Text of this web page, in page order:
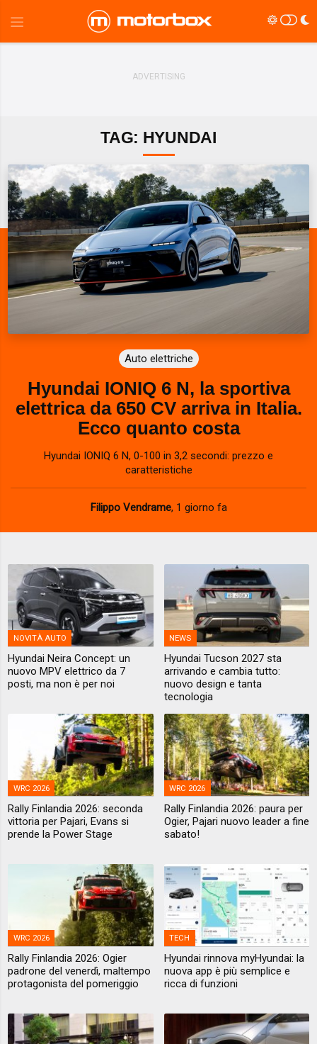
TAG: HYUNDAI
Auto elettriche
Hyundai IONIQ 6 N, la sportiva
elettrica da 650 CV arriva in Italia.
Ecco quanto costa
Hyundai IONIQ 6 N, 0-100 in 3,2 secondi: prezzo e
caratteristiche
Filippo Vendrame, 1 giorno fa
NOVITÀ AUTO
Hyundai Neira Concept: un
nuovo MPV elettrico da 7
posti, ma non è per noi
NEWS
Hyundai Tucson 2027 sta
arrivando e cambia tutto:
nuovo design e tanta
tecnologia
WRC 2026
Rally Finlandia 2026: seconda
vittoria per Pajari, Evans si
prende la Power Stage
WRC 2026
Rally Finlandia 2026: paura per
Ogier, Pajari nuovo leader a fine
sabato!
WRC 2026
Rally Finlandia 2026: Ogier
padrone del venerdì, maltempo
protagonista del pomeriggio
TECH
Hyundai rinnova myHyundai: la
nuova app è più semplice e
ricca di funzioni